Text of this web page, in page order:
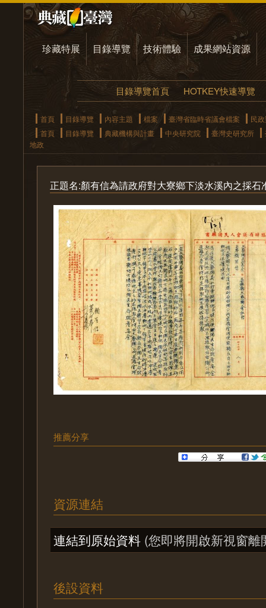
珍藏特展 目錄導覽 技術體驗 成果網站資源
目錄導覽首頁 HOTKEY快速導覽
首頁 目錄導覽 內容主題 檔案 臺灣省臨時省議會檔案
民
首頁
目錄導覽 典藏機構與計畫 中央研究院 臺灣史研究所
地政
正題名:顏有信為請政府對大寮鄉下淡水溪內之採
推薦分享
資源連結
連結到原始資料 (您即將開啟新視窗離
後設資料